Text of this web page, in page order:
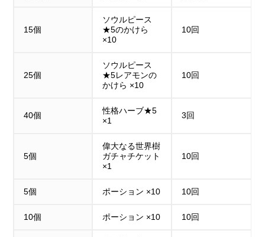
15個
ソウルピース
★5のかけら
×10
10回
25個
ソウルピース
★5レアモンの
かけら ×10
10回
40個
性格ハーブ★5
×1
3回
5個
偉大なる世界樹
ガチャチケット
×1
10回
5個 ポーション ×10 10回
10個 ポーション ×10 10回